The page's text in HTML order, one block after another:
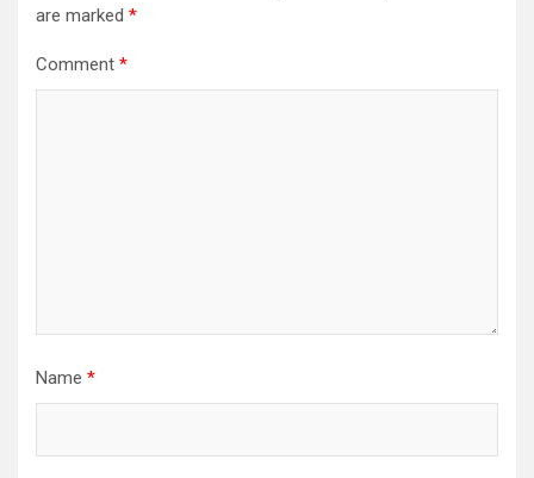
are marked *
Comment *
Name *